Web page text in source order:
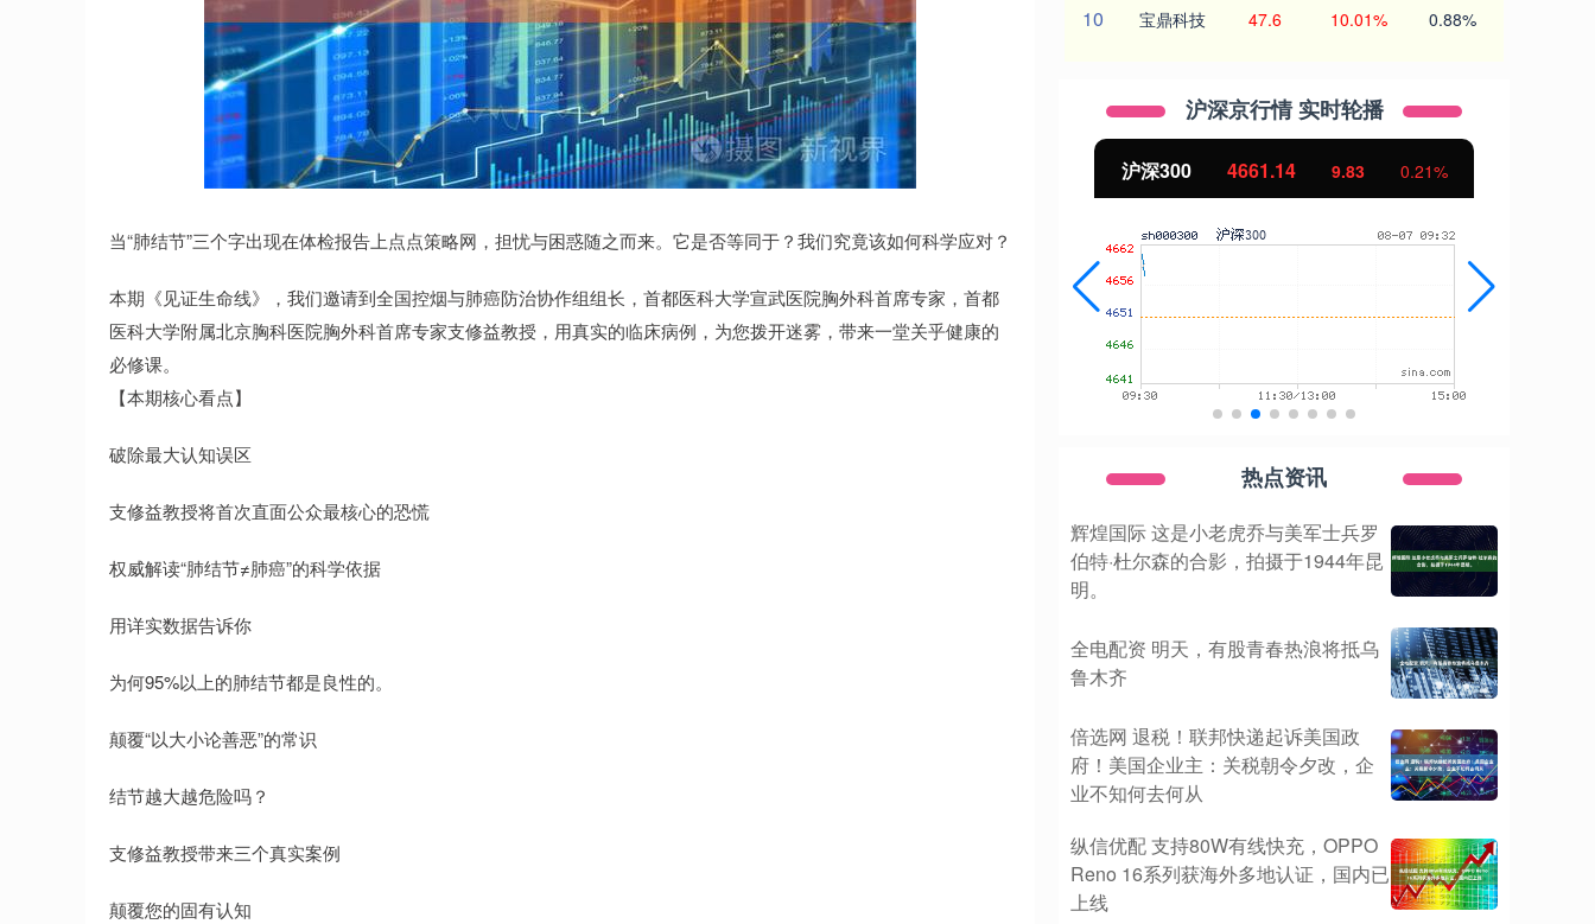
当“肺结节”三个字出现在体检报告上点点策略网，担忧与困惑随之而来。它是否等同于？我们究竟该如何科学应对？
本期《见证生命线》，我们邀请到全国控烟与肺癌防治协作组组长，首都医科大学宣武医院胸外科首席专家，首都
医科大学附属北京胸科医院胸外科首席专家支修益教授，用真实的临床病例，为您拨开迷雾，带来一堂关乎健康的
必修课。
【本期核心看点】
破除最大认知误区
支修益教授将首次直面公众最核心的恐慌
权威解读“肺结节≠肺癌”的科学依据
用详实数据告诉你
为何95%以上的肺结节都是良性的。
颠覆“以大小论善恶”的常识
结节越大越危险吗？
支修益教授带来三个真实案例
颠覆您的固有认知
10 宝鼎科技 47.6 10.01% 0.88%
沪深京行情 实时轮播
上证指数 3892.30 -8.06 -0.21% 深证成指 14193.11 82.98 沪深300 4661.14 9.83 0.21%
热点资讯
辉煌国际 这是小老虎乔与美军士兵罗
伯特·杜尔森的合影，拍摄于1944年昆
明。
全电配资 明天，有股青春热浪将抵乌
鲁木齐
倍选网 退税！联邦快递起诉美国政
府！美国企业主：关税朝令夕改，企
业不知何去何从
纵信优配 支持80W有线快充，OPPO
Reno 16系列获海外多地认证，国内已
上线